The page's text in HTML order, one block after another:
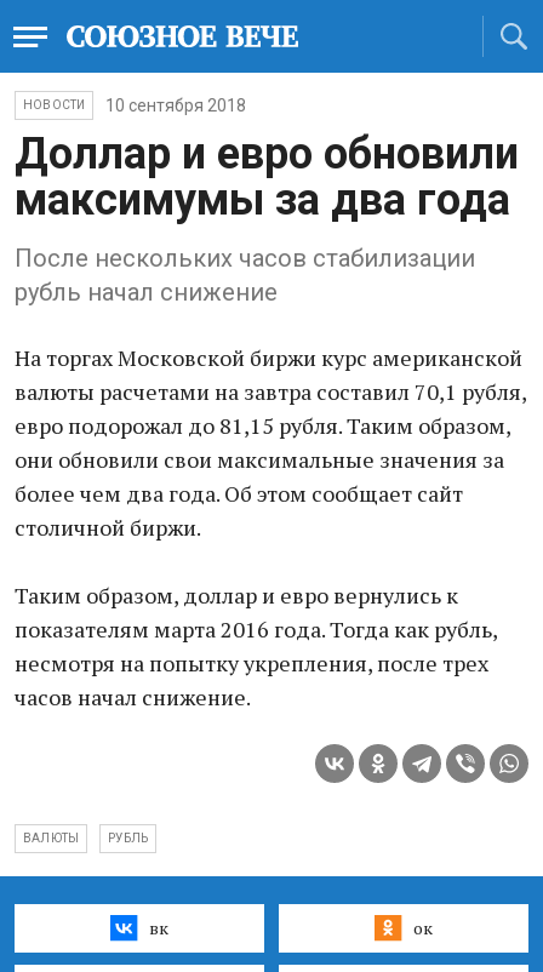
НОВОСТИ 10 сентября 2018
Доллар и евро обновили
максимумы за два года
После нескольких часов стабилизации
рубль начал снижение
На торгах Московской биржи курс американской
валюты расчетами на завтра составил 70,1 рубля,
евро подорожал до 81,15 рубля. Таким образом,
они обновили свои максимальные значения за
более чем два года. Об этом сообщает сайт
столичной биржи.
Таким образом, доллар и евро вернулись к
показателям марта 2016 года. Тогда как рубль,
несмотря на попытку укрепления, после трех
часов начал снижение.
ВАЛЮТЫ РУБЛЬ
вк ок